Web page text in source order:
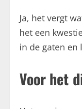
Ja, het vergt
het een
in de gaten en
Voor het